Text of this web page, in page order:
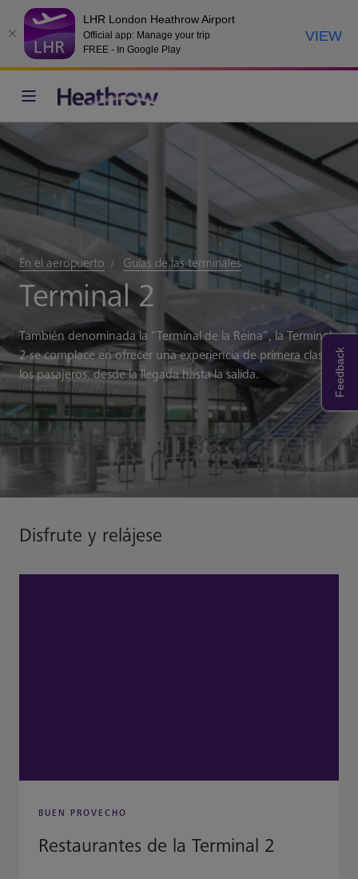
LHR London Heathrow Airport
Official app: Manage your trip
FREE - In Google Play
VIEW
En el aeropuerto Guías de las terminales
Terminal 2
También denominada la “Terminal de la Reina”, la Terminal
2 se complace en ofrecer una experiencia de primera clase a
los pasajeros, desde la llegada hasta la salida.
Disfrute y relájese
BUEN PROVECHO
Restaurantes de la Terminal 2
Feedback